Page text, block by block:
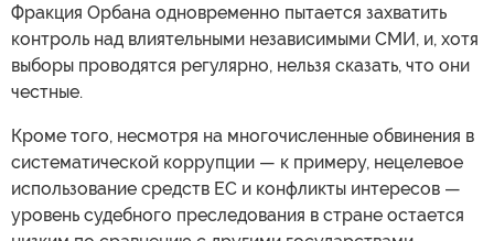
Фракция Орбана одновременно пытается захватить
контроль над влиятельными независимыми СМИ, и, хотя
выборы проводятся регулярно, нельзя сказать, что они
честные.
Кроме того, несмотря на многочисленные обвинения в
систематической коррупции — к примеру, нецелевое
использование средств ЕС и конфликты интересов —
уровень судебного преследования в стране остается